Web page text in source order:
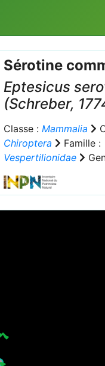
Sérotine
Eptesicus
(Schreber,
Classe : Mammalia
Chiroptera
Famille :
Vespertilionidae